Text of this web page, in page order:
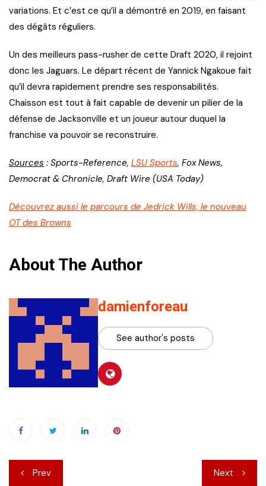
variations. Et c’est ce qu’il a démontré en 2019, en faisant
des dégâts réguliers.
Un des meilleurs pass-rusher de cette Draft 2020, il rejoint
donc les Jaguars. Le départ récent de Yannick Ngakoue fait
qu’il devra rapidement prendre ses responsabilités.
Chaisson est tout à fait capable de devenir un pilier de la
défense de Jacksonville et un joueur autour duquel la
franchise va pouvoir se reconstruire.
Sources : Sports-Reference, LSU Sports, Fox News,
Democrat & Chronicle, Draft Wire (USA Today)
Découvrez aussi le parcours de Jedrick Wills, le nouveau
OT des Browns
About The Author
damienforeau
See author's posts
Navigation
Prev Next